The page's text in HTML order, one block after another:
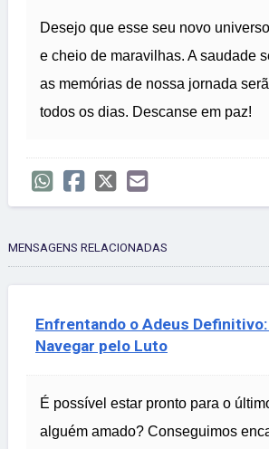
Desejo que esse seu novo
e cheio de maravilhas. A saudade
as memórias de nossa jornada
todos os dias. Descanse em paz!
MENSAGENS RELACIONADAS
Enfrentando o Adeus
Navegar pelo Luto
É possível estar pronto para o
alguém amado? Conseguimos